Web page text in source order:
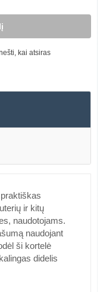
kai atsiras
ir kitų
naudotojams.
naudojant
ši kortelė
didelis